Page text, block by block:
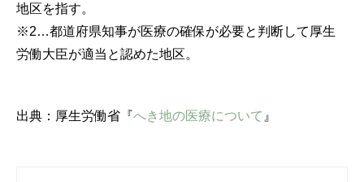
地区を指す。
※2…都道府県知事が医療の確保が必要と判断して厚生
労働大臣が適当と認めた地区。
出典：厚生労働省『へき地の医療について 』